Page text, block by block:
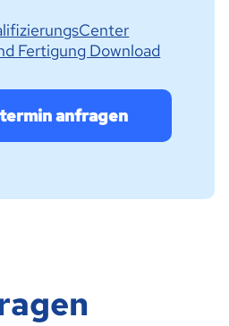
Fertigung Download
anfragen